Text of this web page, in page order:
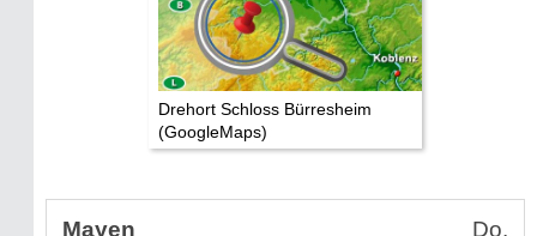
Drehort Schloss Bürresheim
(GoogleMaps)